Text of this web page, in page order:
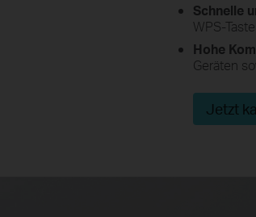
Schnelle
WPS-
Hohe
Geräten
Jetzt